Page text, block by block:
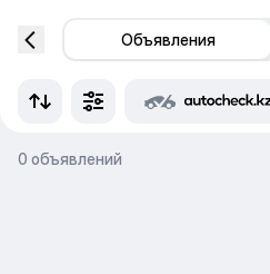
Объявления
0 объявлений